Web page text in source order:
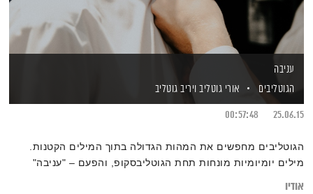
עניבה
הגוטליבים
אורי גוטליב ויריב גוטליב
25.06.15
00:57:48
הגוטליבים מחפשים את המהות הגדולה בתוך המילים הקטנות.
מילים יומיומיות מונחות תחת הגוטליבסקופ, והפעם – "עניבה"
אודיו